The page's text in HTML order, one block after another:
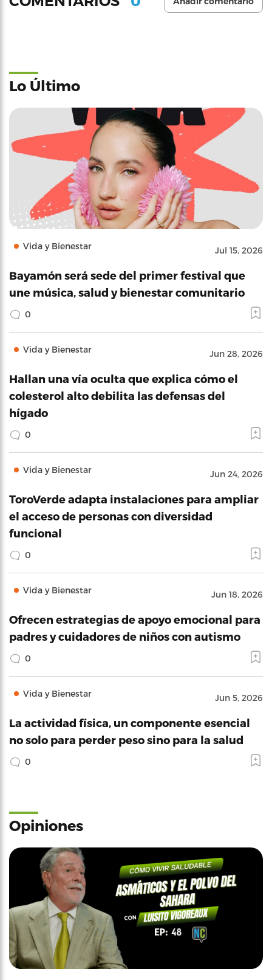
Lo Último
Vida y Bienestar Jul 15, 2026
Bayamón será sede del primer festival que
une música, salud y bienestar comunitario
0
Vida y Bienestar Jun 28, 2026
Hallan una vía oculta que explica cómo el
colesterol alto debilita las defensas del
hígado
0
Vida y Bienestar Jun 24, 2026
ToroVerde adapta instalaciones para ampliar
el acceso de personas con diversidad
funcional
0
Vida y Bienestar Jun 18, 2026
Ofrecen estrategias de apoyo emocional para
padres y cuidadores de niños con autismo
0
Vida y Bienestar Jun 5, 2026
La actividad física, un componente esencial
no solo para perder peso sino para la salud
0
Opiniones